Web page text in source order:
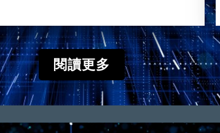
閱讀更多